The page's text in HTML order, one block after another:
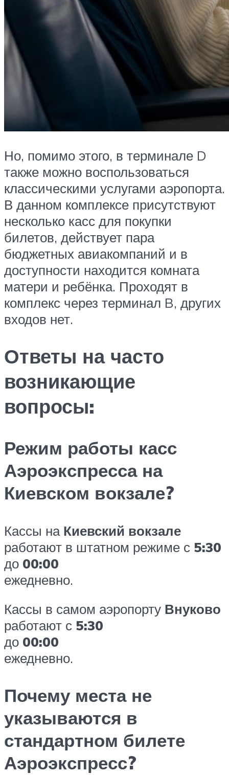
Но, помимо этого, в терминале D
также можно воспользоваться
классическими услугами аэропорта.
В данном комплексе присутствуют
несколько касс для покупки
билетов, действует пара
бюджетных авиакомпаний и в
доступности находится комната
матери и ребёнка. Проходят в
комплекс через терминал B, других
входов нет.
Ответы на часто
возникающие
вопросы:
Режим работы касс
Аэроэкспресса на
Киевском вокзале?
Кассы на Киевский вокзале
работают в штатном режиме с 5:30
до 00:00
ежедневно.
Кассы в самом аэропорту Внуково
работают с 5:30
до 00:00
ежедневно.
Почему места не
указываются в
стандартном билете
Аэроэкспресс?